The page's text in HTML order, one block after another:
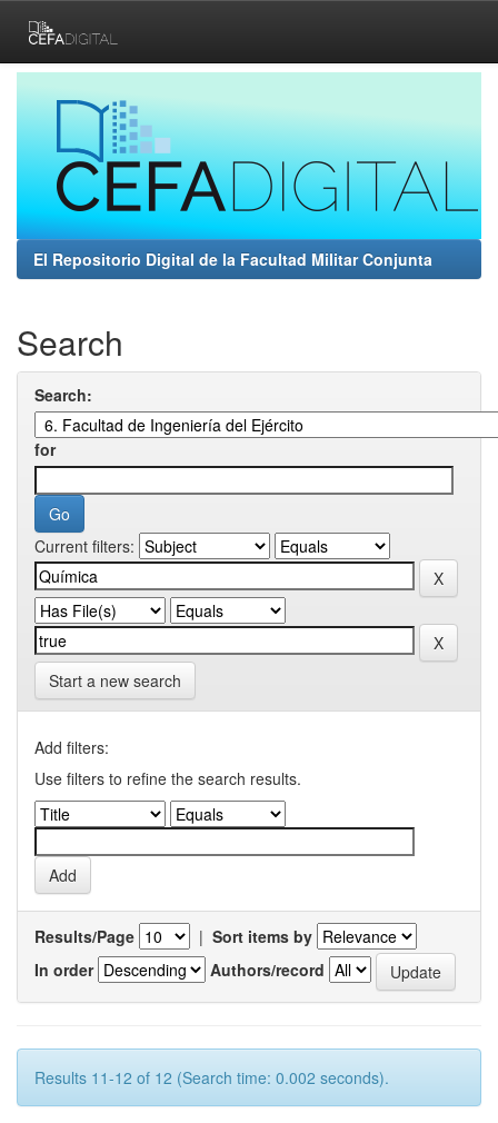
navigation
El Repositorio Digital de la Facultad Militar Conjunta
Search
Search:
for
Current filters:
Start a new search
Add filters:
Use filters to refine the search results.
Results/Page | Sort items by
In order
Authors/record
Results 11-12 of 12 (Search time: 0.002 seconds).